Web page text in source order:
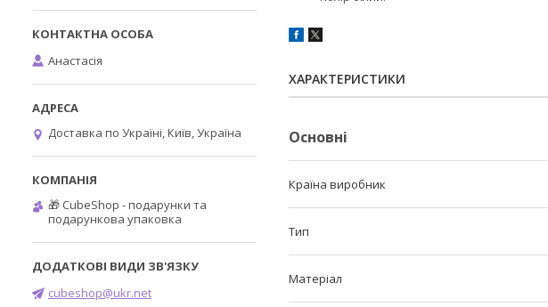
ХАРАКТЕРИСТИКИ
Основні
Країна виробник
Тип
Матеріал
Анастасія
Доставка по Україні, Київ, Україна
🎁 CubeShop - подарунки та
подарункова упаковка
cubeshop@ukr.net